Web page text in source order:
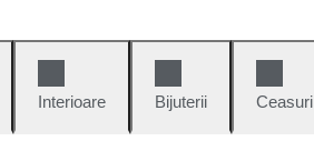
Interioare Bijuterii Ceasuri